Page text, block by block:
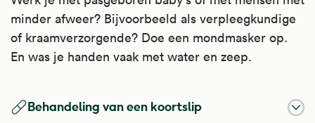
Ook wordt het gebruikt om een tekort aan
lichaamseigen bijnierschorshormonen aan
te vullen. Zoals bij de bijnierziekten de
op deze manier gebruikt wordt heet het
minder afweer? Bijvoorbeeld als verpleegkundige
of kraamverzorgende? Doe een mondmasker op.
En was je handen vaak met water en zeep.
Behandeling van een koortslip